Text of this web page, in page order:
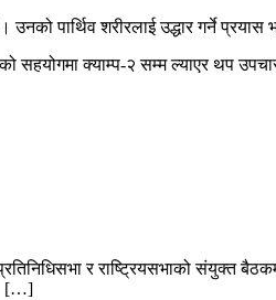
पार्थिव शरीरलाई उद्धार गर्ने
क्याम्प-२ सम्म ल्याएर थप
र राष्ट्रियसभाको संयुक्त
[…]